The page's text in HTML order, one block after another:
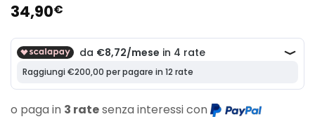
34,90€
o paga in 3 ratesenza interessi con